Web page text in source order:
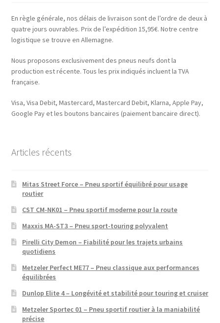
En règle générale, nos délais de livraison sont de l’ordre de deux à
quatre jours ouvrables. Prix de l’expédition 15,95€. Notre centre
logistique se trouve en Allemagne.
Nous proposons exclusivement des pneus neufs dont la
production est récente. Tous les prix indiqués incluent la TVA
française.
Visa, Visa Debit, Mastercard, Mastercard Debit, Klarna, Apple Pay,
Google Pay et les boutons bancaires (paiement bancaire direct).
Articles récents
Mitas Street Force – Pneu sportif équilibré pour usage
routier
CST CM-NK01 – Pneu sportif moderne pour la route
Maxxis MA-ST3 – Pneu sport-touring polyvalent
Pirelli City Demon – Fiabilité pour les trajets urbains
quotidiens
Metzeler Perfect ME77 – Pneu classique aux performances
équilibrées
Dunlop Elite 4 – Longévité et stabilité pour touring et cruiser
Metzeler Sportec 01 – Pneu sportif routier à la maniabilité
précise